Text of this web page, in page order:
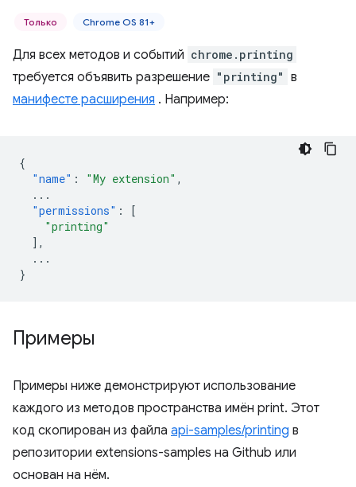
Только Chrome OS 81+
Для всех методов и событий chrome.printing
требуется объявить разрешение "printing" в
манифесте расширения . Например:
{
"name" : "My extension" ,
...
"permissions" :
[
"printing"
],
...
}
Примеры
Примеры ниже демонстрируют использование
каждого из методов пространства имён print. Этот
код скопирован из файла api-samples/printing в
репозитории extensions-samples на Github или
основан на нём.